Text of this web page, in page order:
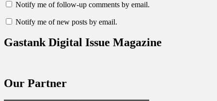
Notify me of follow-up comments by email.
Notify me of new posts by email.
Gastank Digital Issue Magazine
Our Partner